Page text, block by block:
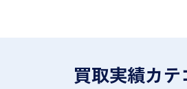
買取実績カテ